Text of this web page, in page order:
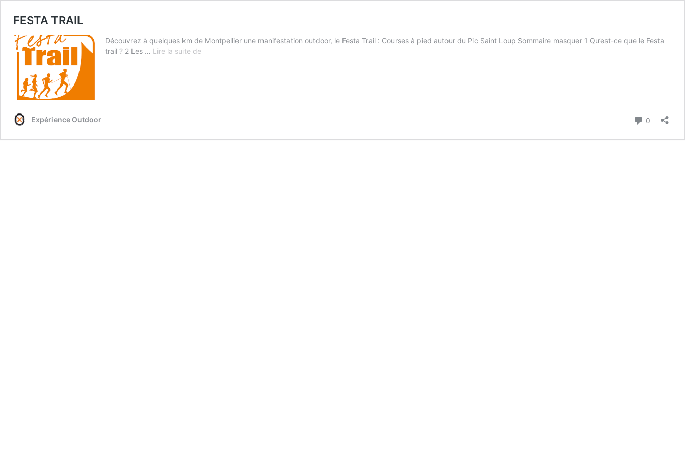
FESTA TRAIL
Découvrez à quelques km de Montpellier une manifestation outdoor, le Festa Trail : Courses à pied autour du Pic Saint Loup Sommaire masquer 1 Qu’est-ce que le Festa
trail ? 2 Les … Lire la suite de
Expérience Outdoor 0